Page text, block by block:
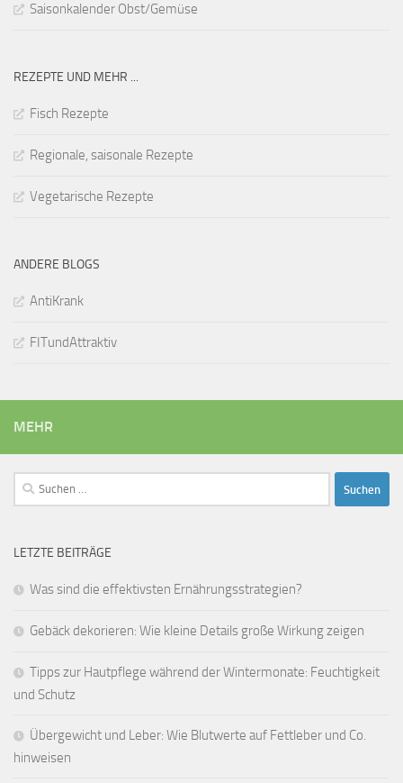
Saisonkalender Obst/Gemüse
REZEPTE UND MEHR ...
Fisch Rezepte
Regionale, saisonale Rezepte
Vegetarische Rezepte
ANDERE BLOGS
AntiKrank
FITundAttraktiv
MEHR
Suchen
nach:
LETZTE BEITRÄGE
Was sind die effektivsten Ernährungsstrategien?
Gebäck dekorieren: Wie kleine Details große Wirkung zeigen
Tipps zur Hautpflege während der Wintermonate: Feuchtigkeit
und Schutz
Übergewicht und Leber: Wie Blutwerte auf Fettleber und Co.
hinweisen